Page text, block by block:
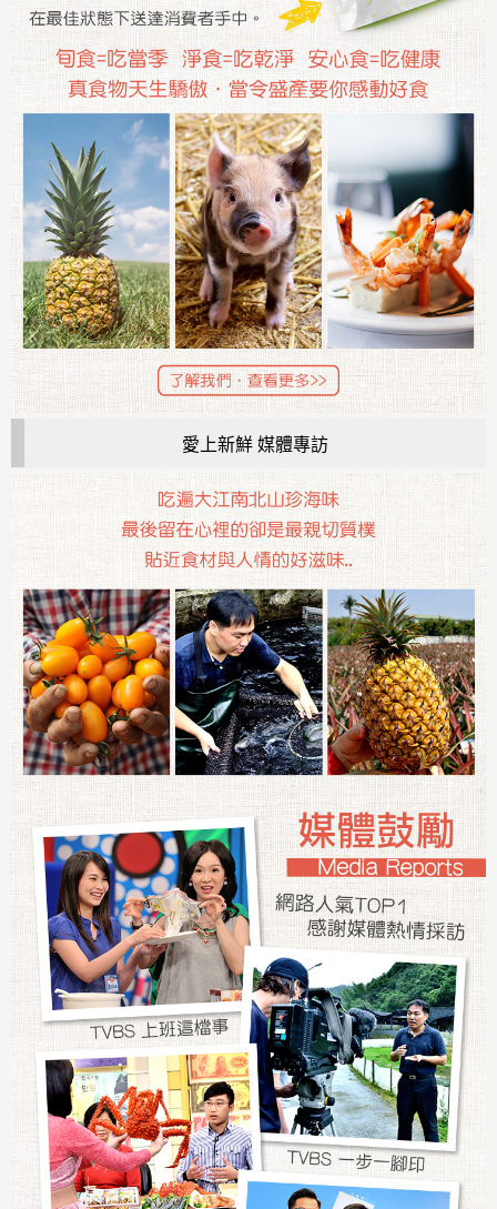
愛上新鮮 媒體專訪